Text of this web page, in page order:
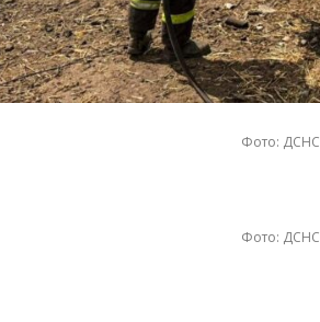
Фото: ДСНС
Фото: ДСНС